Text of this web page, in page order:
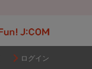
ログイン